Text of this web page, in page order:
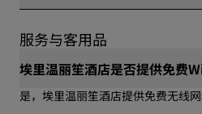
服务与客用品
埃里温丽笙酒店是否提供免费
是，埃里温丽笙酒店提供免费无线网